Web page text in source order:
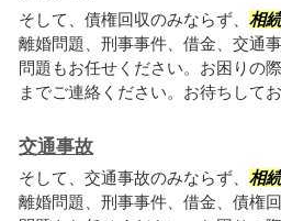
そして、債権回収のみならず、 相続
離婚問題、刑事事件、借金、交通
問題もお任せください。お困りの
までご連絡ください。お待ちしてお
交通事故
そして、交通事故のみならず、 相続
離婚問題、刑事事件、借金、債権